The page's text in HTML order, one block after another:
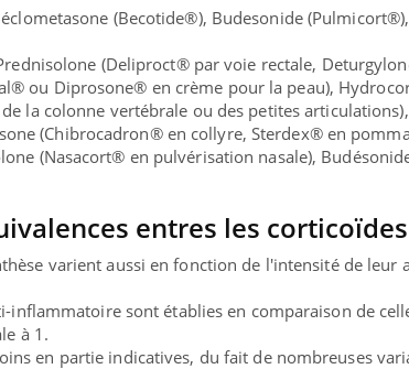
(Becotide®), Budesonide
(Deliproct® par voie rectale,
ou Diprosone® en crème pour la peau),
la colonne vertébrale ou des petites
(Chibrocadron® en collyre, Sterdex® en
(Nasacort® en pulvérisation nasale),
entres les
varient aussi en fonction de l'intensité de leur
inflammatoiresont établies en comparaison de
à 1.
en partie indicatives, du fait de nombreuses